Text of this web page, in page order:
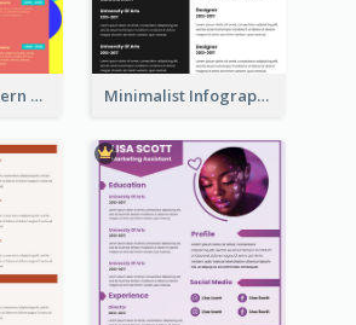
Bright Fun Modern Student Resume Minimalist Infographic Resume